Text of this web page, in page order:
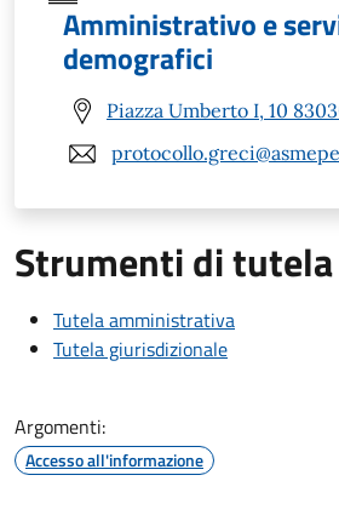
Amministrativo e
demografici
Piazza Umberto I, 10
Strumenti di tutela
Tutela amministrativa
Tutela giurisdizionale
Argomenti:
Accesso all'informazione